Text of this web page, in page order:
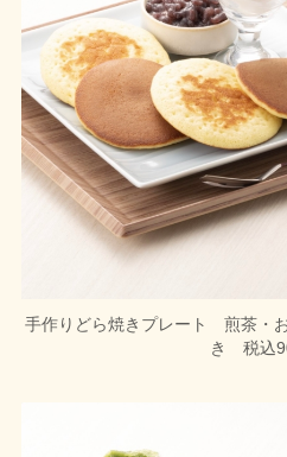
手作りどら焼きプレート 煎茶・
き 税込